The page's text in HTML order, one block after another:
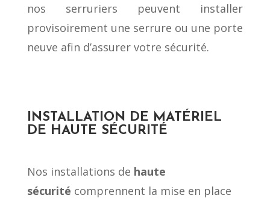
nos serruriers peuvent installer
provisoirement une serrure ou une porte
neuve afin d’assurer votre sécurité.
INSTALLATION DE MATÉRIEL
DE HAUTE SÉCURITÉ
Nos installations de haute
sécurité comprennent la mise en place